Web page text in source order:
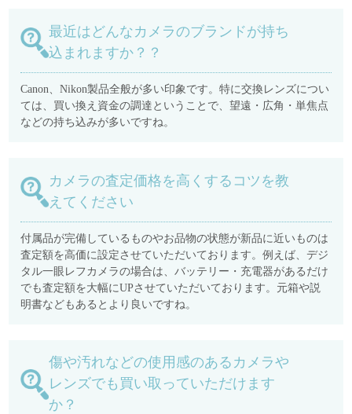
最近はどんなカメラのブランドが持ち
込まれますか？？
Canon、Nikon製品全般が多い印象です。特に交換レンズについ
ては、買い換え資金の調達ということで、望遠・広角・単焦点
などの持ち込みが多いですね。
カメラの査定価格を高くするコツを教
えてください
付属品が完備しているものやお品物の状態が新品に近いものは
査定額を高価に設定させていただいております。例えば、デジ
タル一眼レフカメラの場合は、バッテリー・充電器があるだけ
でも査定額を大幅にUPさせていただいております。元箱や説
明書などもあるとより良いですね。
傷や汚れなどの使用感のあるカメラや
レンズでも買い取っていただけます
か？